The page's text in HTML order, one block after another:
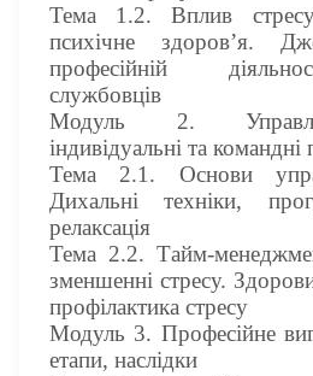
Тема 1.2. Вплив
психічне здоров’я.
професійній
службовців
Модуль 2.
індивідуальні та командні
Тема 2.1. Основи
Дихальні техніки,
релаксація
Тема 2.2. Тайм-
зменшенні стресу.
профілактика стресу
Модуль 3. Професійне
етапи, наслідки